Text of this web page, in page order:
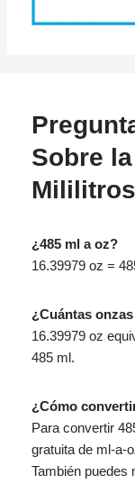
Sobre
¿485 ml a oz?
16.39979 oz =
¿Cuántas
16.39979 oz
485 ml.
¿Cómo
Para convertir
gratuita de ml-a-
También puedes